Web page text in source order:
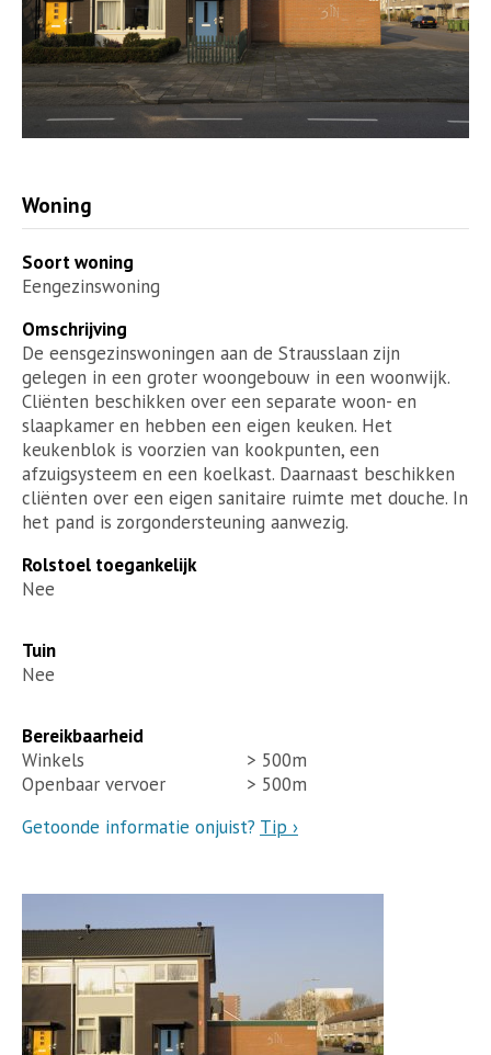
Woning
Soort woning
Eengezinswoning
Omschrijving
De eensgezinswoningen aan de Strausslaan zijn
gelegen in een groter woongebouw in een woonwijk.
Cliënten beschikken over een separate woon- en
slaapkamer en hebben een eigen keuken. Het
keukenblok is voorzien van kookpunten, een
afzuigsysteem en een koelkast. Daarnaast beschikken
cliënten over een eigen sanitaire ruimte met douche. In
het pand is zorgondersteuning aanwezig.
Rolstoel toegankelijk
Nee
Tuin
Nee
Bereikbaarheid
Winkels
> 500m
Openbaar vervoer
> 500m
Getoonde informatie onjuist? Tip ›